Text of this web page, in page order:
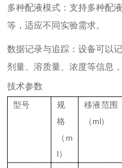
多种配液模式：支持多种配
等，适应不同实验需求。
数据记录与追踪：设备可以
剂量、溶质量、浓度等信息
技术参数
型号
规
格
（m
l）
移液范围
（ml）